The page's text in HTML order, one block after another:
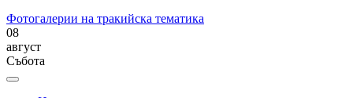
Фотогалерии на тракийска тематика
08
август
Събота